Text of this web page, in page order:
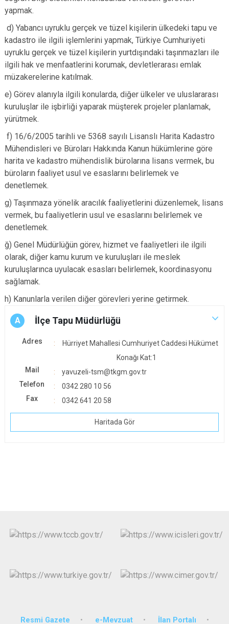
yapmak.
d) Yabancı uyruklu gerçek ve tüzel kişilerin ülkedeki tapu ve
kadastro ile ilgili işlemlerini yapmak, Türkiye Cumhuriyeti
uyruklu gerçek ve tüzel kişilerin yurtdışındaki taşınmazları ile
ilgili hak ve menfaatlerini korumak, devletlerarası emlak
müzakerelerine katılmak.
e) Görev alanıyla ilgili konularda, diğer ülkeler ve uluslararası
kuruluşlar ile işbirliği yaparak müşterek projeler planlamak,
yürütmek.
f) 16/6/2005 tarihli ve 5368 sayılı Lisanslı Harita Kadastro
Mühendisleri ve Büroları Hakkında Kanun hükümlerine göre
harita ve kadastro mühendislik bürolarına lisans vermek, bu
büroların faaliyet usul ve esaslarını belirlemek ve
denetlemek.
g) Taşınmaza yönelik aracılık faaliyetlerini düzenlemek, lisans
vermek, bu faaliyetlerin usul ve esaslarını belirlemek ve
denetlemek.
ğ) Genel Müdürlüğün görev, hizmet ve faaliyetleri ile ilgili
olarak, diğer kamu kurum ve kuruluşları ile meslek
kuruluşlarınca uyulacak esasları belirlemek, koordinasyonu
sağlamak.
h) Kanunlarla verilen diğer görevleri yerine getirmek.
A İlçe Tapu Müdürlüğü
Adres
Hürriyet Mahallesi Cumhuriyet Caddesi Hükümet
Konağı Kat:1
Mail
yavuzeli-tsm@tkgm.gov.tr
Telefon
0342 280 10 56
Fax
0342 641 20 58
Haritada Gör
Resmi Gazete e-Mevzuat İlan Portalı